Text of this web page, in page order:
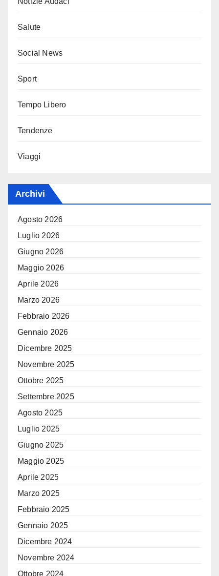
Salute
Social News
Sport
Tempo Libero
Tendenze
Viaggi
Archivi
Agosto 2026
Luglio 2026
Giugno 2026
Maggio 2026
Aprile 2026
Marzo 2026
Febbraio 2026
Gennaio 2026
Dicembre 2025
Novembre 2025
Ottobre 2025
Settembre 2025
Agosto 2025
Luglio 2025
Giugno 2025
Maggio 2025
Aprile 2025
Marzo 2025
Febbraio 2025
Gennaio 2025
Dicembre 2024
Novembre 2024
Ottobre 2024